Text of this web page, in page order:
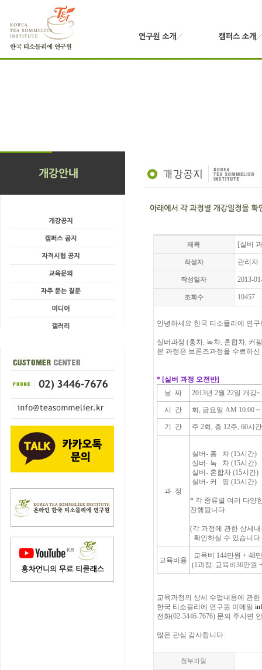
제목 [실버
작성자 관리자
작성일자 2013-
조회수 10457
안녕하세요 한국 티소믈리에 연
실버과정 (홍차, 녹차, 혼합차, 커
본 과정은 브론즈과정을 수료하
* [실버 과정 오전반]
날 짜
2013년 2월 22일 개강
시 간 화, 금요일 AM 10:00 ~
기 간 주 2회, 총 12주, 60시
과 정
실버- 홍 차 (15시간)
실버- 녹 차 (15시간)
실버- 혼합차 (15시간)
실버- 커 핑 (15시간)
* 각 종류별 여러 다양
진행됩니다.
(각 과정에 관한 상세
확인하실 수 있습니다
교육비용
교육비 144만원 + 48
(1과정: 교육비36만원
교육과정의 상세 수업내용에 관
한국 티소믈리에 연구원 이메일
전화(02-3446-7676) 문의 주시면
많은 관심 감사합니다.
첨부파일